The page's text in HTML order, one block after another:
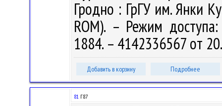
Гродно : ГрГУ им. Янки
ROM). – Режим
1884. – 4142336567 от
Добавить в корзину Подробнее
81 Г87